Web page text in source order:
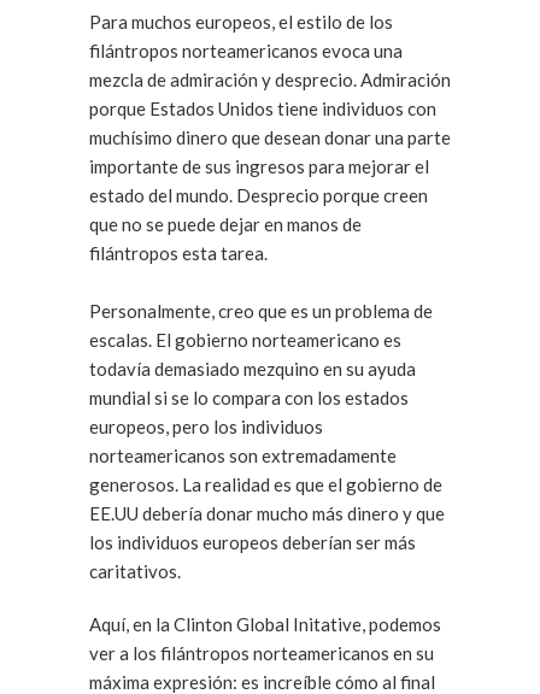
Para muchos europeos, el estilo de los
filántropos norteamericanos evoca una
mezcla de admiración y desprecio. Admiración
porque Estados Unidos tiene individuos con
muchísimo dinero que desean donar una parte
importante de sus ingresos para mejorar el
estado del mundo. Desprecio porque creen
que no se puede dejar en manos de
filántropos esta tarea.
Personalmente, creo que es un problema de
escalas. El gobierno norteamericano es
todavía demasiado mezquino en su ayuda
mundial si se lo compara con los estados
europeos, pero los individuos
norteamericanos son extremadamente
generosos. La realidad es que el gobierno de
EE.UU debería donar mucho más dinero y que
los individuos europeos deberían ser más
caritativos.
Aquí, en la Clinton Global Initative, podemos
ver a los filántropos norteamericanos en su
máxima expresión: es increíble cómo al final